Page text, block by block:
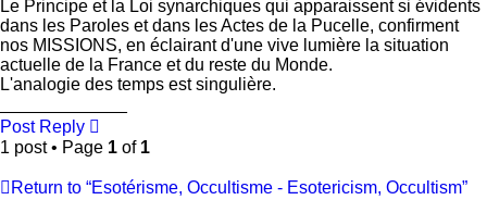
Le Principe et la Loi synarchiques qui apparaissent si évidents
dans les Paroles et dans les Actes de la Pucelle, confirment
nos MISSIONS, en éclairant d'une vive lumière la situation
actuelle de la France et du reste du Monde.
L'analogie des temps est singulière.
Post Reply
1 post • Page 1 of 1
Return to “Esotérisme, Occultisme - Esotericism, Occultism”